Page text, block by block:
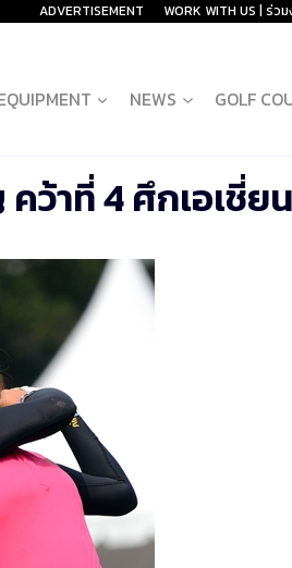
ADVERTISEMENT WORK WITH US | ร่วม
NEWS GOLF
ว้าที่ 4 ศึกเอเชี่ย